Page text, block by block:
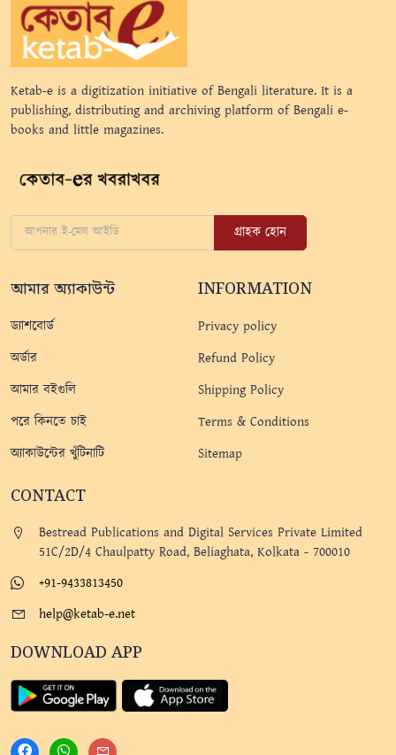
Ketab-e is a digitization initiative of Bengali literature. It is a
publishing, distributing and archiving platform of Bengali e-
books and little magazines.
গ্রাহক হোন
আমার অ্যাকাউন্ট
ড্যাশবোর্ড
অর্ডার
আমার বইগুলি
পরে কিনতে চাই
অ্যাকাউন্টের খুঁটিনাটি
INFORMATION
Privacy policy
Refund Policy
Shipping Policy
Terms & Conditions
Sitemap
CONTACT
Bestread Publications and Digital Services Private Limited
51C/2D/4 Chaulpatty Road, Beliaghata, Kolkata - 700010
+91-9433813450
help@ketab-e.net
DOWNLOAD APP